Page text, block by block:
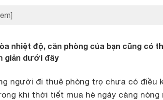
nhiệt độ, căn phòng của bạn cũng có
giản dưới đây
người đi thuê phòng trọ chưa có điều
khi thời tiết mua hè ngày càng nóng